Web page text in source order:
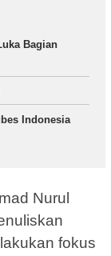
Bagian
Indonesia
Nurul
fokus